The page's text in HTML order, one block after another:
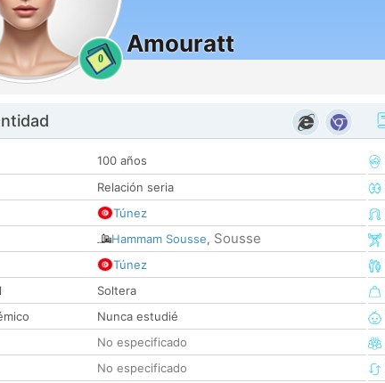
0
Amouratt
100 años
Relación seria
Túnez
Hammam Sousse, Sousse
Túnez
Soltera
Nunca estudié
No especificado
No especificado